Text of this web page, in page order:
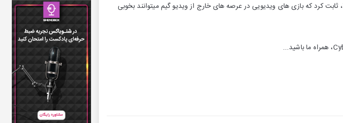
انیمه Cyberpunk: Edgerunners، شاید خیلی قبل تر از TLOU، ثابت کرد که بازی های ویدیویی در عرصه های خارج از ویدیو گیم میتوانند بخوبی